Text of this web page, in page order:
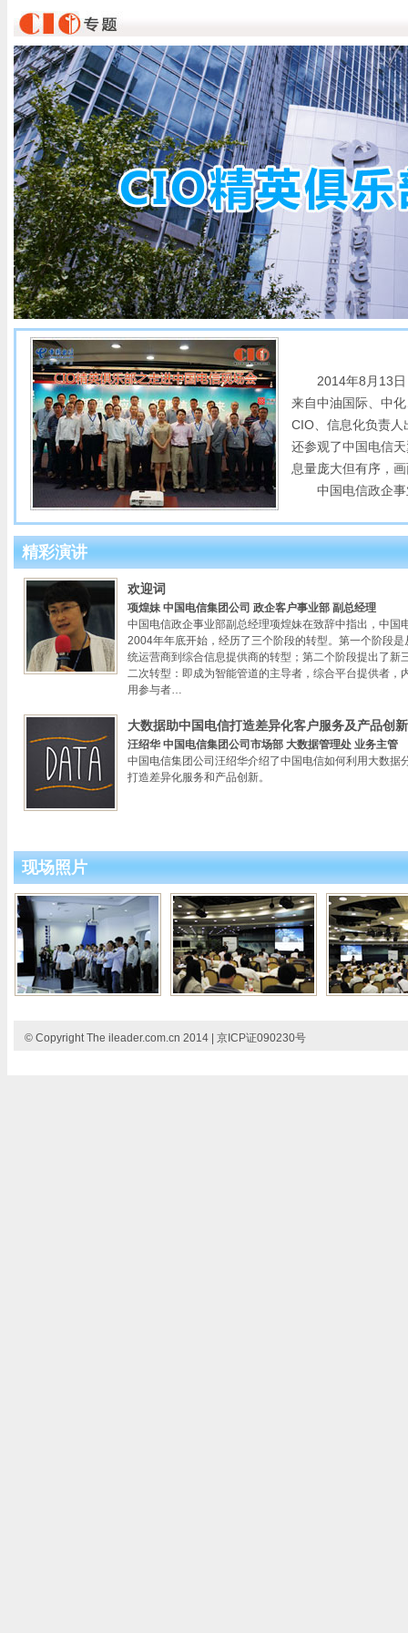
2014年8月13日，
来自中油国际、中
CIO、信息化负责
还参观了中国电信
息量庞大但有序，
中国电信政企事
精彩演讲
欢迎词
项煌妹 中国电信集团公司 政企客户事业部 副总经理
中国电信政企事业部副总经理项煌妹在致辞中指出，中国
2004年年底开始，经历了三个阶段的转型。第一个阶段是
统运营商到综合信息提供商的转型；第二个阶段提出了新
二次转型：即成为智能管道的主导者，综合平台提供者，
用参与者…
大数据助中国电信打造差异化客户服务及产品创新
汪绍华 中国电信集团公司市场部 大数据管理处 业务主管
中国电信集团公司汪绍华介绍了中国电信如何利用大数据
打造差异化服务和产品创新。
现场照片
© Copyright The ileader.com.cn 2014 | 京ICP证090230号